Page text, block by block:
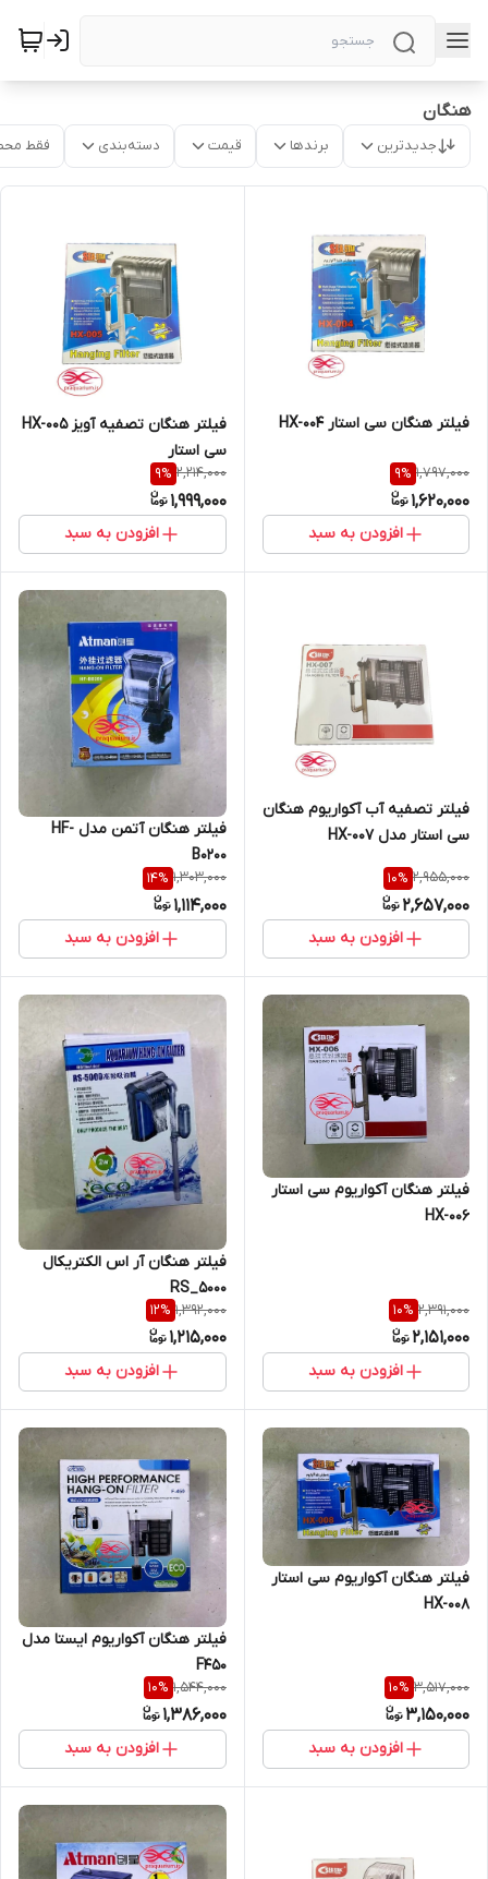
هنگان
جدیدترین برندها قیمت دسته‌بندی فقط
فیلتر هنگان سی استار HX-004
1,797,000
9%
1,620,000
افزودن به سبد
فیلتر هنگان تصفیه آویز HX-005
سی استار
2,214,000
9%
1,999,000
افزودن به سبد
فیلتر تصفیه آب آکواریوم هنگان
سی استار مدل HX-007
2,955,000
10%
2,657,000
افزودن به سبد
فیلتر هنگان آتمن مدل HF-
B0200
1,303,000
14%
1,114,000
افزودن به سبد
فیلتر هنگان آکواریوم سی استار
HX-006
2,391,000
10%
2,151,000
افزودن به سبد
فیلتر هنگان آر اس الکتریکال
RS_5000
1,392,000
12%
1,215,000
افزودن به سبد
فیلتر هنگان آکواریوم سی استار
HX-008
3,517,000
10%
3,150,000
افزودن به سبد
فیلتر هنگان آکواریوم ایستا مدل
F450
1,544,000
10%
1,386,000
افزودن به سبد